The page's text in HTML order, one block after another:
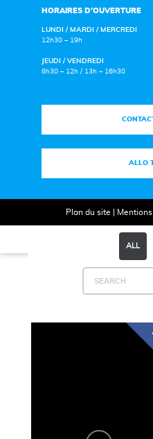
ALL
HORAIRES D’OUVERTURE
LUNDI / MARDI / MERCREDI
12h30 – 19h
JEUDI / VENDREDI
8h30 – 12h / 13h – 16h30
ALLO
Plan du site